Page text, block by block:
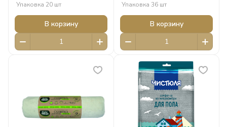
Упаковка 20 шт
В корзину
Упаковка 36 шт
В корзину